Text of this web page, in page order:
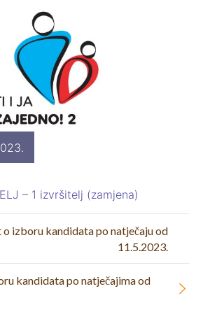
– 1 izvršitelj (zamjena)
kandidata po natječajima od
izboru kandidata po natječaju od
11.5.2023.